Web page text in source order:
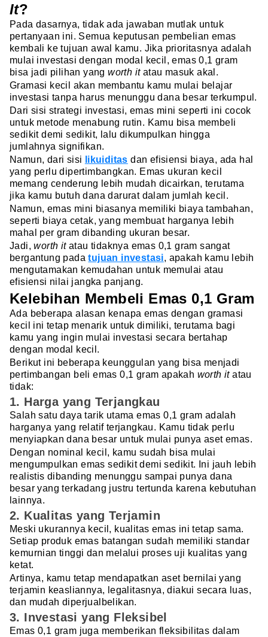
It?
Pada dasarnya, tidak ada jawaban mutlak untuk
pertanyaan ini. Semua keputusan pembelian emas
kembali ke tujuan awal kamu. Jika prioritasnya adalah
mulai investasi dengan modal kecil, emas 0,1 gram
bisa jadi pilihan yangworth itatau masuk akal.
Gramasi kecil akan membantu kamu mulai belajar
investasi tanpa harus menunggu dana besar terkumpul.
Dari sisi strategi investasi, emas mini seperti ini cocok
untuk metode menabung rutin. Kamu bisa membeli
sedikit demi sedikit, lalu dikumpulkan hingga
jumlahnya signifikan.
Namun, dari sisi
likuiditas dan efisiensi biaya, ada hal
yang perlu dipertimbangkan. Emas ukuran kecil
memang cenderung lebih mudah dicairkan, terutama
jika kamu butuh dana darurat dalam jumlah kecil.
Namun, emas mini biasanya memiliki biaya tambahan,
seperti biaya cetak, yang membuat harganya lebih
mahal per gram dibanding ukuran besar.
Jadi,worth itatau tidaknya emas 0,1 gram sangat
bergantung padatujuan investasi, apakah kamu lebih
mengutamakan kemudahan untuk memulai atau
efisiensi nilai jangka panjang.
Kelebihan Membeli Emas 0,1 Gram
Ada beberapa alasan kenapa emas dengan gramasi
kecil ini tetap menarik untuk dimiliki, terutama bagi
kamu yang ingin mulai investasi secara bertahap
dengan modal kecil.
Berikut ini beberapa keunggulan yang bisa menjadi
pertimbangan beli emas 0,1 gram apakah worth itatau
tidak:
1. Harga yang Terjangkau
Salah satu daya tarik utama emas 0,1 gram adalah
harganya yang relatif terjangkau. Kamu tidak perlu
menyiapkan dana besar untuk mulai punya aset emas.
Dengan nominal kecil, kamu sudah bisa mulai
mengumpulkan emas sedikit demi sedikit. Ini jauh lebih
realistis dibanding menunggu sampai punya dana
besar yang terkadang justru tertunda karena kebutuhan
lainnya.
2. Kualitas yang Terjamin
Meski ukurannya kecil, kualitas emas ini tetap sama.
Setiap produk emas batangan sudah memiliki standar
kemurnian tinggi dan melalui proses uji kualitas yang
ketat.
Artinya, kamu tetap mendapatkan aset bernilai yang
terjamin keasliannya, legalitasnya, diakui secara luas,
dan mudah diperjualbelikan.
3. Investasi yang Fleksibel
Emas 0,1 gram juga memberikan fleksibilitas dalam